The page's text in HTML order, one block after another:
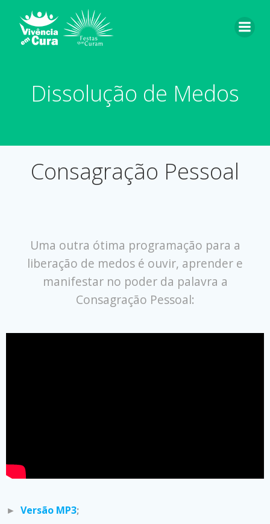
Dissolução de Medos
Consagração Pessoal
Uma outra ótima programação para a
liberação de medos é ouvir, aprender e
manifestar no poder da palavra a
Consagração Pessoal:
► Versão MP3;